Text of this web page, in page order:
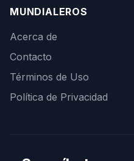
MUNDIALEROS
Acerca de
Contacto
Términos de Uso
Política de Privacidad